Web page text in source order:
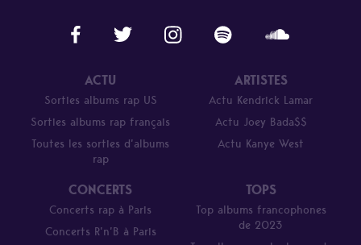
ACTU
Sorties albums rap US
Sorties albums rap français
Toutes les sorties d’albums
rap
ARTISTES
Actu Kendrick Lamar
Actu Joey Bada$$
Actu Kanye West
CONCERTS
Concerts rap à Paris
Concerts R’n’B à Paris
TOPS
Top albums francophones
de 2023